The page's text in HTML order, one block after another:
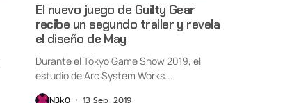
El nuevo juego de Guilty Gear
recibe un segundo trailer y revela
el diseño de May
Durante el Tokyo Game Show 2019, el
estudio de Arc System Works...
N3k0 13 Sep, 2019